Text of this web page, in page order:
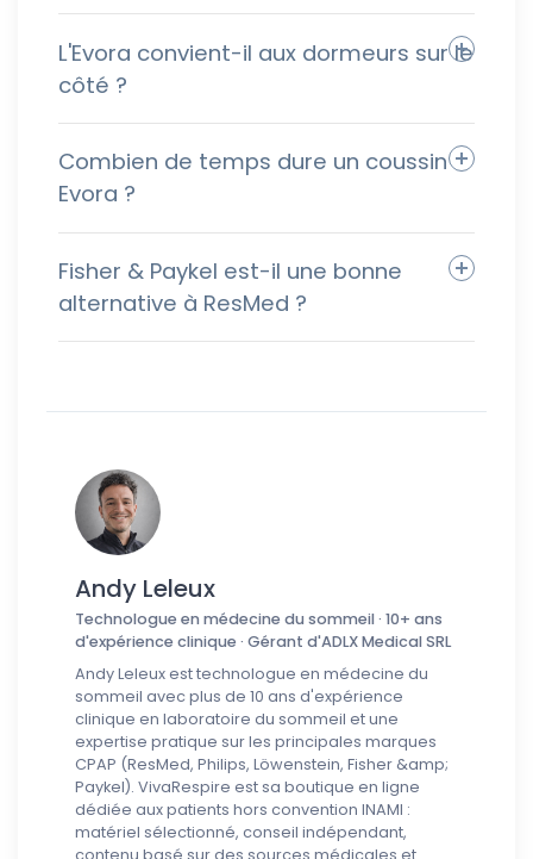
L'Evora convient-il aux dormeurs sur le
côté ?
Combien de temps dure un coussin
Evora ?
Fisher & Paykel est-il une bonne
alternative à ResMed ?
Andy Leleux
Technologue en médecine du sommeil · 10+ ans
d'expérience clinique · Gérant d'ADLX Medical SRL
Andy Leleux est technologue en médecine du
sommeil avec plus de 10 ans d'expérience
clinique en laboratoire du sommeil et une
expertise pratique sur les principales marques
CPAP (ResMed, Philips, Löwenstein, Fisher &amp;
Paykel). VivaRespire est sa boutique en ligne
dédiée aux patients hors convention INAMI :
matériel sélectionné, conseil indépendant,